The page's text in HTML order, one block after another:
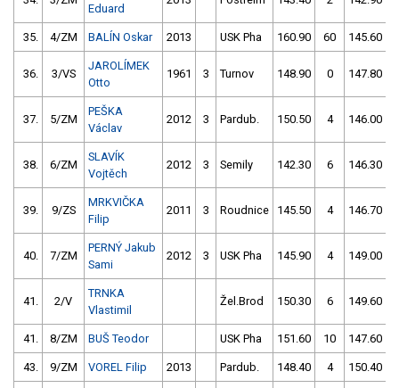
Eduard
35. 4/ZM BALÍN Oskar 2013 USK Pha 160.90 60 145.60
36. 3/VS
JAROLÍMEK
Otto
1961 3 Turnov 148.90 0 147.80
37. 5/ZM
PEŠKA
Václav
2012 3 Pardub. 150.50 4 146.00
38. 6/ZM
SLAVÍK
Vojtěch
2012 3 Semily 142.30 6 146.30
39. 9/ZS
MRKVIČKA
Filip
2011 3 Roudnice 145.50 4 146.70
40. 7/ZM
PERNÝ Jakub
Sami
2012 3 USK Pha 145.90 4 149.00
41. 2/V
TRNKA
Vlastimil
Žel.Brod 150.30 6 149.60
41. 8/ZM BUŠ Teodor USK Pha 151.60 10 147.60
43. 9/ZM VOREL Filip 2013 Pardub. 148.40 4 150.40